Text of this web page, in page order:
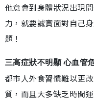
他意會到身體狀況出現
力，就要誠實面對自己
題！
三高症狀不明顯 心血管
都市人外食習慣難以更
質，而且大多缺乏時間